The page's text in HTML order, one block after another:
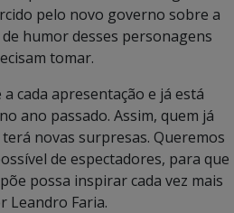
pelo novo governo sobre a
humor desses personagens
tomar.
cada apresentação e já está
ano passado. Assim, quem já
novas surpresas. Queremos
de espectadores, para que
possa inspirar cada vez mais
Leandro Faria.